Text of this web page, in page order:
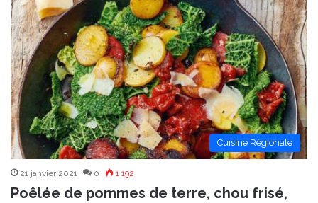
Cuisine Régionale
21 janvier 2021 0 1 192
Poêlée de pommes de terre, chou frisé,